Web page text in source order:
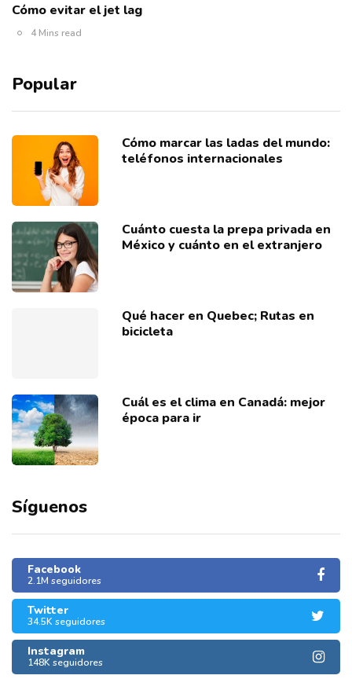
Cómo evitar el jet lag
4 Mins read
Popular
Cómo marcar las ladas del mundo:
teléfonos internacionales
Cuánto cuesta la prepa privada en
México y cuánto en el extranjero
Qué hacer en Quebec; Rutas en
bicicleta
Cuál es el clima en Canadá: mejor
época para ir
Síguenos
Facebook
2.1M seguidores
Twitter
34.5K seguidores
Instagram
148K seguidores